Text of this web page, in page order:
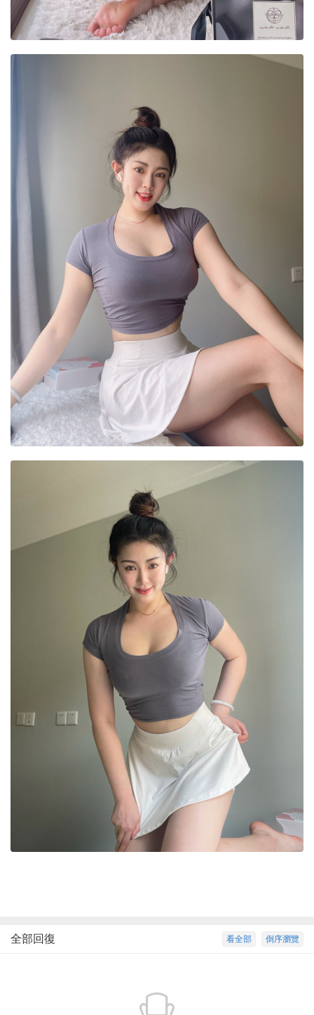
倒序瀏覽
看全部
全部回復